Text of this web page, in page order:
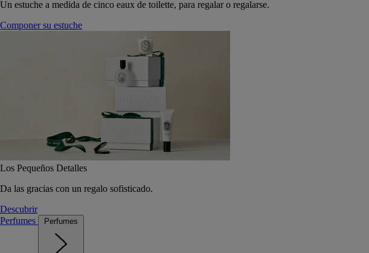
Un estuche a medida de cinco eaux de toilette, para regalar o regalarse.
Componer su estuche
Los Pequeños Detalles
Da las gracias con un regalo sofisticado.
Descubrir
Perfumes
Perfumes